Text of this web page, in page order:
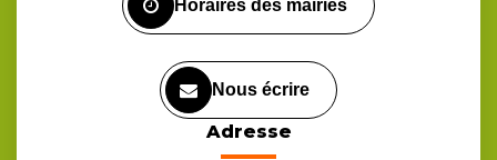
Horaires des mairies
Nous écrire
Adresse